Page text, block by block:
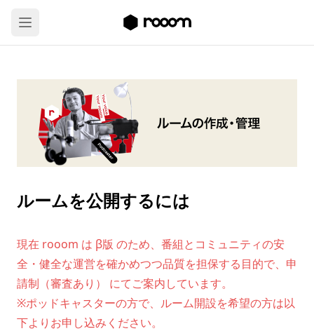
ルームを公開するには
現在 rooom は β版 のため、番組とコミュニティの安
全・健全な運営を確かめつつ品質を担保する目的で、申
請制（審査あり） にてご案内しています。
※ポッドキャスターの方で、ルーム開設を希望の方は以
下よりお申し込みください。